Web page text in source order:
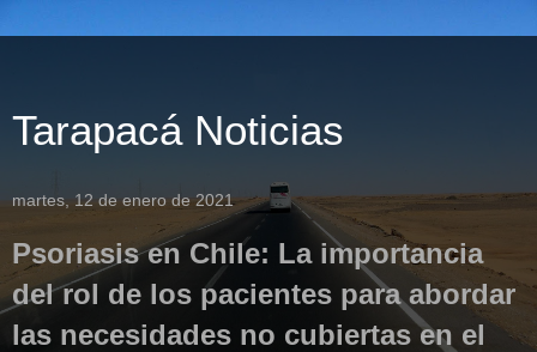
Tarapacá Noticias
martes, 12 de enero de 2021
Psoriasis en Chile: La importancia
del rol de los pacientes para abordar
las necesidades no cubiertas en el